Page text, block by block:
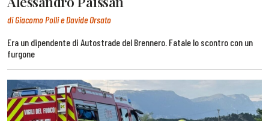
di Giacomo Polli e Davide Orsato
Era un dipendente di Autostrade del Brennero. Fatale lo scontro con un
furgone